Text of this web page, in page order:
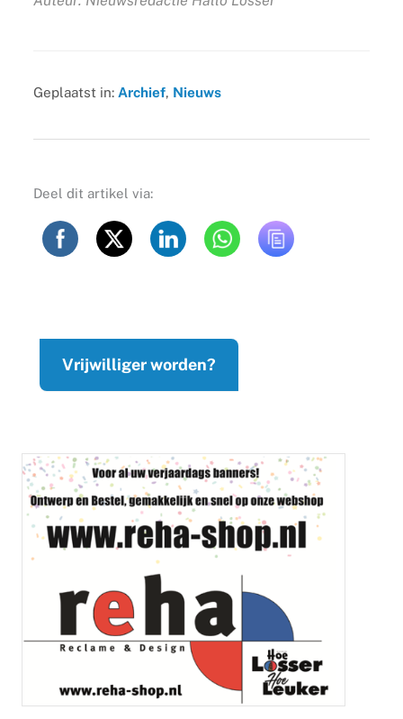
Geplaatst in: Archief, Nieuws
Deel dit artikel via:
Vrijwilliger worden?